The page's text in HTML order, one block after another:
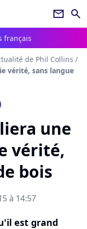
newsletter search
français
de Phil Collins /
vérité, sans langue
une
vérité,
bois
à 14:57
est grand